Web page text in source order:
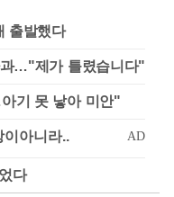
출발했다
과…"제가 틀렸습니다"
기 못 낳아 미안"
다